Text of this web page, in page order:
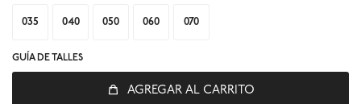
035 040 050 060 070
GUÍA DE TALLES
AGREGAR AL CARRITO